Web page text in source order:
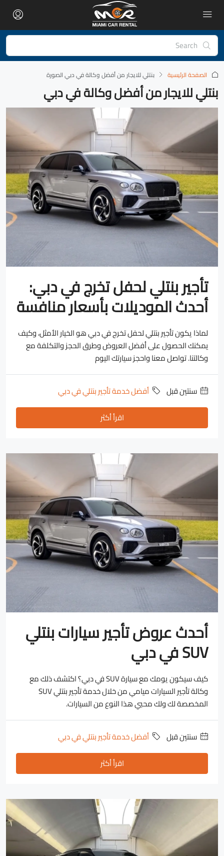
الصفحة الرئيسية ‏بنتلي للايجار من أفضل وكالة في دبي الصورة
بنتلي للايجار من أفضل وكالة في دبي
تأجير بنتلي لحفل تخرج في دبي:
أحدث الموديلات بأسعار منافسة
لماذا يكون تأجير بنتلي لحفل تخرج في دبي هو الخيار الأمثل، وكيف
يمكنك الحصول على أفضل العروض وطرق الحجز والتكلفة مع
وكالتنا. تواصل معنا واحجز سيارتك اليوم
‏سنتين قبل
أفضل خدمة تأجير بنتلي في دبي
اقرأ أكثر
أحدث عروض تأجير سيارات بنتلي
SUV في دبي
كيف سيكون يومك مع سيارة SUV في دبي؟ اكتشف ذلك مع
وكالة تأجير السيارات ميامي من خلال خدمة تأجير بنتلي SUV
المخصصة لك ولك محبي هذا النوع من السيارات.
‏سنتين قبل
أفضل خدمة تأجير بنتلي في دبي
اقرأ أكثر